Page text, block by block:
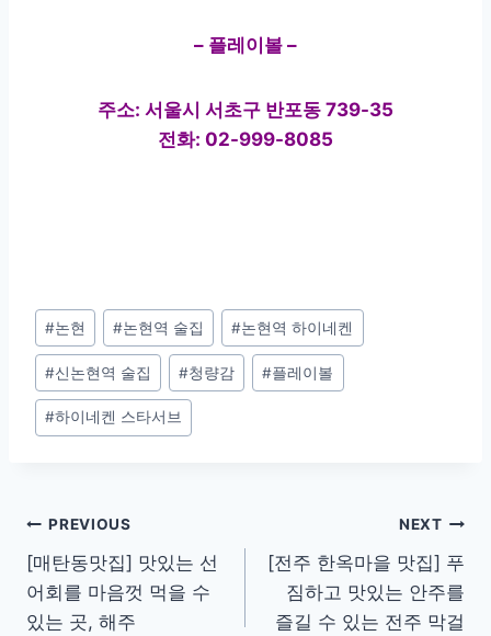
– 플레이볼 –
주소: 서울시 서초구 반포동 739-35
전화: 02-999-8085
Post
Tags:
#논현 #논현역 술집 #논현역 하이네켄
#신논현역 술집 #청량감 #플레이볼
#하이네켄 스타서브
Post
navigation
PREVIOUS
[매탄동맛집] 맛있는 선
어회를 마음껏 먹을 수
있는 곳, 해주
NEXT
[전주 한옥마을 맛집] 푸
짐하고 맛있는 안주를
즐길 수 있는 전주 막걸